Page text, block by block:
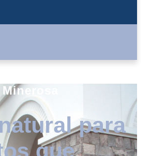
Minerosa
para